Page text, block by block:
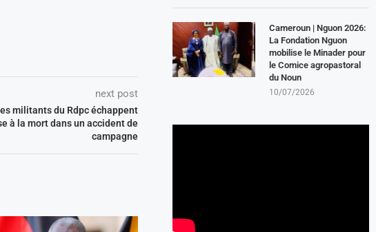
next post
militants du Rdpc échappent
à la mort dans un accident de
campagne
Cameroun | Nguon 2026:
La Fondation Nguon
mobilise le Minader pour
le Comice agropastoral
du Noun
10/07/2026